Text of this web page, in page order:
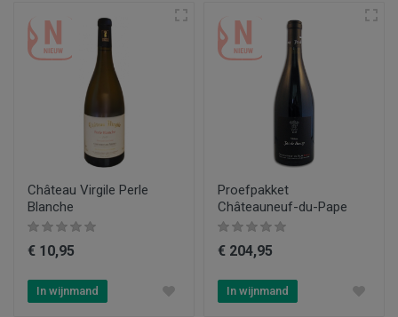
Château Virgile Perle
Blanche
€ 10,95
In wijnmand
Proefpakket
Châteauneuf-du-Pape
€ 204,95
In wijnmand